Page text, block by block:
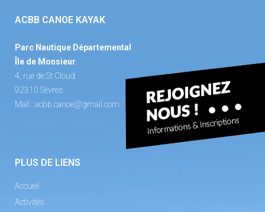
ACBB CANOE KAYAK
Parc Nautique Départemental
Île de Monsieur
4, rue de St Cloud
92310 Sèvres
Mail : acbb.canoe@gmail.com
PLUS DE LIENS
Accueil
Activités